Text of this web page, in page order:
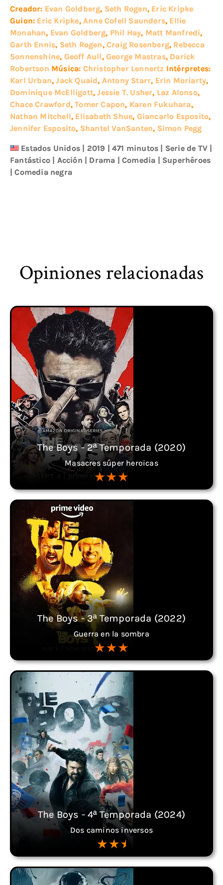
Creador: Evan Goldberg, Seth Rogen, Eric Kripke
Guion: Eric Kripke,Anne Cofell Saunders, Ellie
Monahan, Evan Goldberg, Phil Hay, Matt Manfredi,
Garth Ennis, Seth Rogen,Craig Rosenberg, Rebecca
Sonnenshine, Geoff Aull,George Mastras, Darick
Robertson Música: Christopher Lennertz Intérpretes:
Karl Urban,Jack Quaid, Antony Starr, Erin Moriarty,
Dominique McElligott,Jessie T. Usher, Laz Alonso,
Chace Crawford,Tomer Capon, Karen Fukuhara,
Nathan Mitchell, Elisabeth Shue, Giancarlo Esposito,
Jennifer Esposito, Shantel VanSanten, Simon Pegg
Estados Unidos | 2019 | 471 minutos | Serie de TV |
Fantástico | Acción | Drama |Comedia | Superhéroes
|Comedia negra
Opiniones relacionadas
The Boys - 2ª Temporada (2020)
Masacres súper heroicas
The Boys - 3ª Temporada (2022)
Guerra en la sombra
The Boys - 4ª Temporada (2024)
Dos caminos inversos